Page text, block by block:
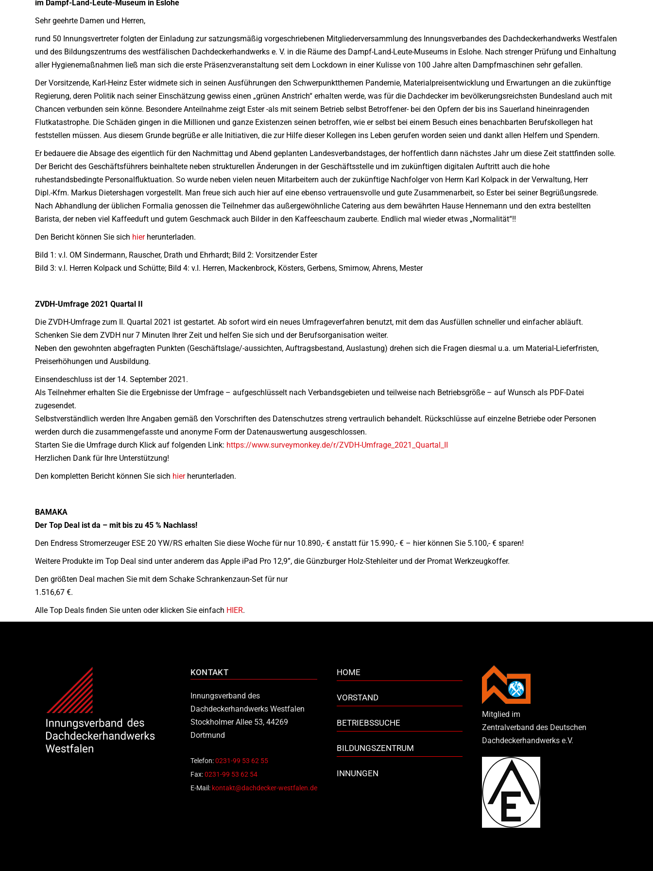
im Dampf-Land-Leute-Museum in Eslohe
Sehr geehrte Damen und Herren,
rund 50 Innungsvertreter folgten der Einladung zur satzungsmäßig vorgeschriebenen Mitgliederversammlung des Innungsverbandes des Dachdeckerhandwerks Westfalen
und des Bildungszentrums des westfälischen Dachdeckerhandwerks e. V. in die Räume des Dampf-Land-Leute-Museums in Eslohe. Nach strenger Prüfung und Einhaltung
aller Hygienemaßnahmen ließ man sich die erste Präsenzveranstaltung seit dem Lockdown in einer Kulisse von 100 Jahre alten Dampfmaschinen sehr gefallen.
Der Vorsitzende, Karl-Heinz Ester widmete sich in seinen Ausführungen den Schwerpunktthemen Pandemie, Materialpreisentwicklung und Erwartungen an die zukünftige
Regierung, deren Politik nach seiner Einschätzung gewiss einen „grünen Anstrich“ erhalten werde, was für die Dachdecker im bevölkerungsreichsten Bundesland auch mit
Chancen verbunden sein könne. Besondere Anteilnahme zeigt Ester -als mit seinem Betrieb selbst Betroffener- bei den Opfern der bis ins Sauerland hineinragenden
Flutkatastrophe. Die Schäden gingen in die Millionen und ganze Existenzen seinen betroffen, wie er selbst bei einem Besuch eines benachbarten Berufskollegen hat
feststellen müssen. Aus diesem Grunde begrüße er alle Initiativen, die zur Hilfe dieser Kollegen ins Leben gerufen worden seien und dankt allen Helfern und Spendern.
Er bedauere die Absage des eigentlich für den Nachmittag und Abend geplanten Landesverbandstages, der hoffentlich dann nächstes Jahr um diese Zeit stattfinden solle.
Der Bericht des Geschäftsführers beinhaltete neben strukturellen Änderungen in der Geschäftsstelle und im zukünftigen digitalen Auftritt auch die hohe
ruhestandsbedingte Personalfluktuation. So wurde neben vielen neuen Mitarbeitern auch der zukünftige Nachfolger von Herrn Karl Kolpack in der Verwaltung, Herr
Dipl.-Kfm. Markus Dietershagen vorgestellt. Man freue sich auch hier auf eine ebenso vertrauensvolle und gute Zusammenarbeit, so Ester bei seiner Begrüßungsrede.
Nach Abhandlung der üblichen Formalia genossen die Teilnehmer das außergewöhnliche Catering aus dem bewährten Hause Hennemann und den extra bestellten
Barista, der neben viel Kaffeeduft und gutem Geschmack auch Bilder in den Kaffeeschaum zauberte. Endlich mal wieder etwas „Normalität“!!
Den Bericht können Sie sich hierherunterladen.
Bild 1: v.l. OM Sindermann, Rauscher, Drath und Ehrhardt; Bild 2: Vorsitzender Ester
Bild 3: v.l. Herren Kolpack und Schütte; Bild 4: v.l. Herren, Mackenbrock, Kösters, Gerbens, Smirnow, Ahrens, Mester
ZVDH-Umfrage 2021 Quartal II
Die ZVDH-Umfrage zum II. Quartal 2021 ist gestartet. Ab sofort wird ein neues Umfrageverfahren benutzt, mit dem das Ausfüllen schneller und einfacher abläuft.
Schenken Sie dem ZVDH nur 7 Minuten Ihrer Zeit und helfen Sie sich und der Berufsorganisation weiter.
Neben den gewohnten abgefragten Punkten (Geschäftslage/-aussichten, Auftragsbestand, Auslastung) drehen sich die Fragen diesmal u.a. um Material-Lieferfristen,
Preiserhöhungen und Ausbildung.
Einsendeschluss ist der 14. September 2021.
Als Teilnehmer erhalten Sie die Ergebnisse der Umfrage – aufgeschlüsselt nach Verbandsgebieten und teilweise nach Betriebsgröße – auf Wunsch als PDF-Datei
zugesendet.
Selbstverständlich werden Ihre Angaben gemäß den Vorschriften des Datenschutzes streng vertraulich behandelt. Rückschlüsse auf einzelne Betriebe oder Personen
werden durch die zusammengefasste und anonyme Form der Datenauswertung ausgeschlossen.
Starten Sie die Umfrage durch Klick auf folgenden Link: https://www.surveymonkey.de/r/ZVDH-Umfrage_2021_Quartal_II
Herzlichen Dank für Ihre Unterstützung!
Den kompletten Bericht können Sie sich hierherunterladen.
BAMAKA
Der Top Deal ist da – mit bis zu 45 % Nachlass!
Den Endress Stromerzeuger ESE 20 YW/RS erhalten Sie diese Woche für nur 10.890,- € anstatt für 15.990,- € – hier können Sie 5.100,- € sparen!
Weitere Produkte im Top Deal sind unter anderem das Apple iPad Pro 12,9”, die Günzburger Holz-Stehleiter und der Promat Werkzeugkoffer.
Den größten Deal machen Sie mit dem Schake Schrankenzaun-Set für nur
1.516,67 €.
Alle Top Deals finden Sie unten oder klicken Sie einfach HIER.
KONTAKT
Innungsverband des
Dachdeckerhandwerks Westfalen
Stockholmer Allee 53, 44269
Dortmund
Telefon:0231-99 53 62 55
Fax:0231-99 53 62 54
E-Mail: kontakt@dachdecker-westfalen.de
HOME
VORSTAND
BETRIEBSSUCHE
BILDUNGSZENTRUM
INNUNGEN
Mitglied im
Zentralverband des Deutschen
Dachdeckerhandwerks e.V.